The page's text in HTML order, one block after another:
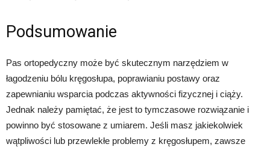
Podsumowanie
Pas ortopedyczny może być skutecznym narzędziem w
łagodzeniu bólu kręgosłupa, poprawianiu postawy oraz
zapewnianiu wsparcia podczas aktywności fizycznej i ciąży.
Jednak należy pamiętać, że jest to tymczasowe rozwiązanie i
powinno być stosowane z umiarem. Jeśli masz jakiekolwiek
wątpliwości lub przewlekłe problemy z kręgosłupem, zawsze